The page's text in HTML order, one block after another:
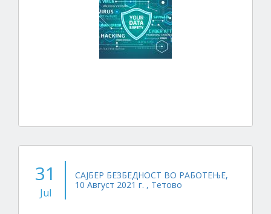
31
Jul
САЈБЕР БЕЗБЕДНОСТ ВО РАБОТЕЊЕ,
10 Август 2021 г. , Тетово